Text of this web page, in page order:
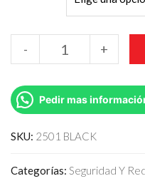
+
-
Pedir mas
SKU: 2501 BLACK
Categorías: Seguridad Y